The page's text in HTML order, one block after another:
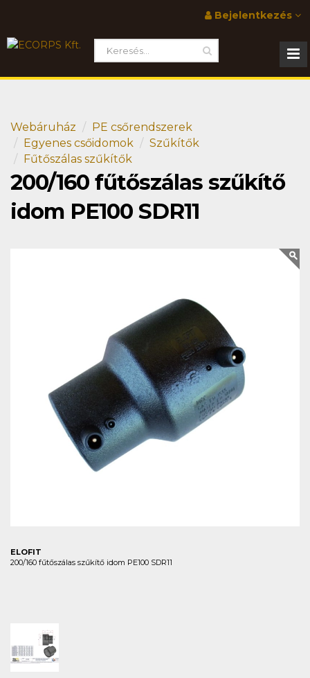
Bejelentkezés
Webáruház
PE csőrendszerek
Egyenes csőidomok
Szűkítők
Fűtőszálas szűkítők
200/160 fűtőszálas szűkítő
idom PE100 SDR11
ELOFIT
200/160 fűtőszálas szűkítő idom PE100 SDR11